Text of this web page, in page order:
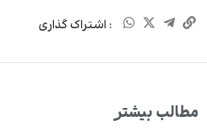
: اشتراک گذاری
مطالب بیشتر